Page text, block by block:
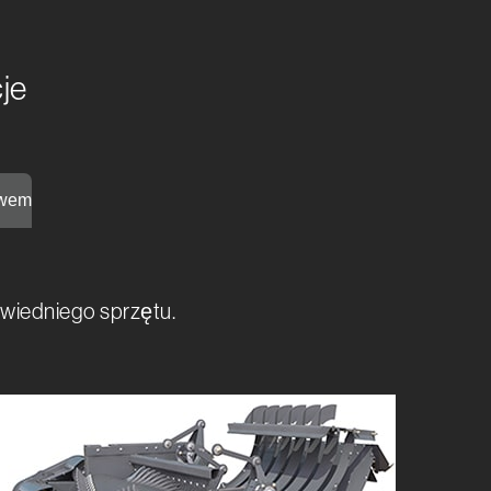
sprzętu.